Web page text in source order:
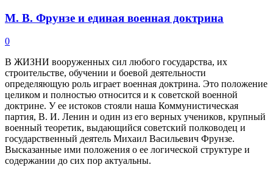
М. В. Фрунзе и единая военная доктрина
0
В ЖИЗНИ вооруженных сил любого государства, их
строительстве, обучении и боевой деятельности
определяющую роль играет военная доктрина. Это положение
целиком и полностью относится и к советской военной
доктрине. У ее истоков стояли наша Коммунистическая
партия, В. И. Ленин и один из его верных учеников, крупный
военный теоретик, выдающийся советский полководец и
государственный деятель Михаил Васильевич Фрунзе.
Высказанные ими положения о ее логической структуре и
содержании до сих пор актуальны.